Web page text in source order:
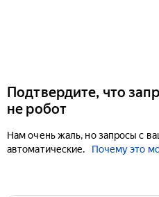
Подтвердите, что
не робот
Нам очень жаль, но запросы с
автоматические.
Почему это